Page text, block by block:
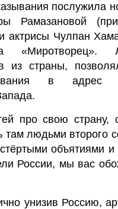
послужила
Рамазановой
актрисы Чулпан
«Миротворец».
из страны,
в адрес
про свою страну,
там людьми второго
объятиями и
России, мы вас
унизив Россию,